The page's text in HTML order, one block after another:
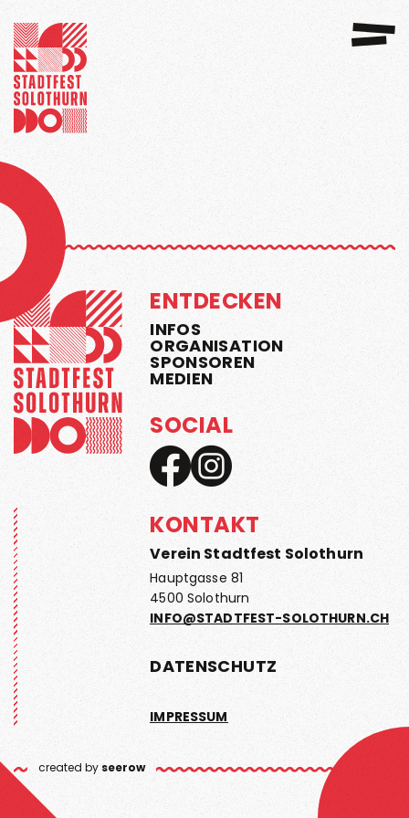
ENTDECKEN
INFOS
ORGANISATION
SPONSOREN
MEDIEN
SOCIAL
KONTAKT
Verein Stadtfest Solothurn
Hauptgasse 81
4500 Solothurn
INFO@STADTFEST-SOLOTHURN.CH
DATENSCHUTZ
IMPRESSUM
created by seerow